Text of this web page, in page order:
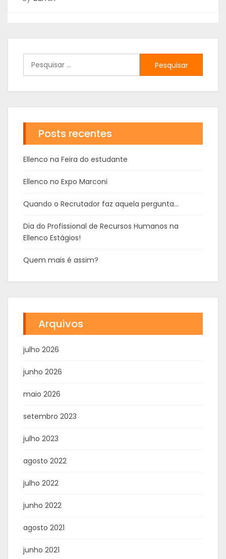
por:
Posts recentes
Ellenco na Feira do estudante
Ellenco no Expo Marconi
Quando o Recrutador faz aquela pergunta…
Dia do Profissional de Recursos Humanos na
Ellenco Estágios!
Quem mais é assim?
Arquivos
julho 2026
junho 2026
maio 2026
setembro 2023
julho 2023
agosto 2022
julho 2022
junho 2022
agosto 2021
junho 2021